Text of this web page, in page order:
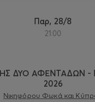
Παρ, 28/8
21:00
ΔΥΟ ΑΦΕΝΤΑΔΩΝ -
2026
Νικηφόρου Φωκά και